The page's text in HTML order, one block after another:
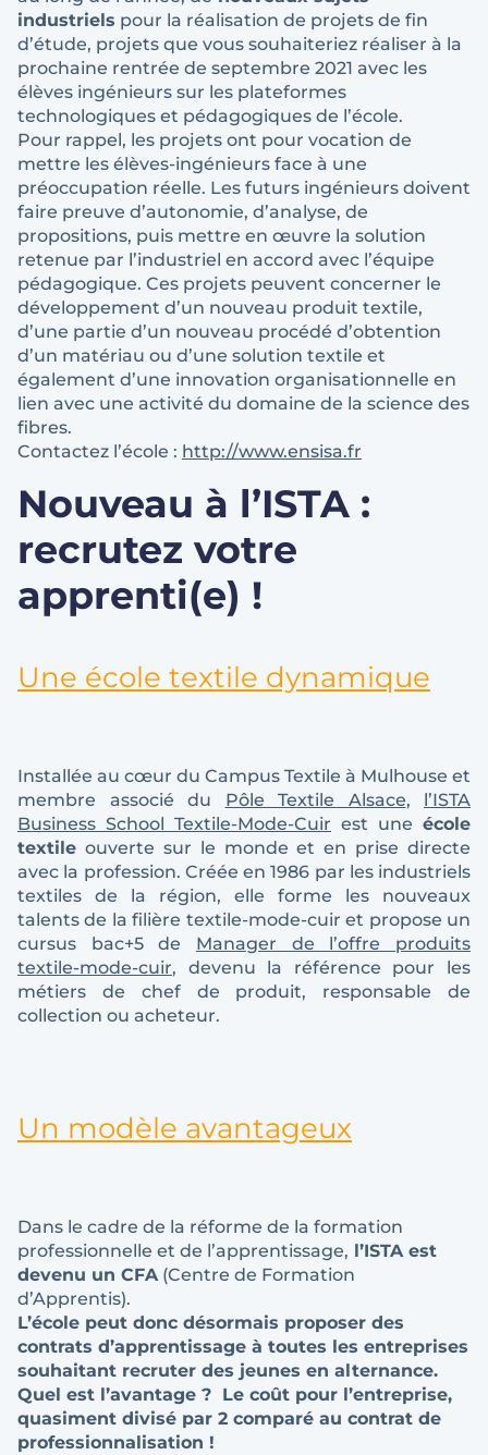
industriels pour la réalisation de projets de fin
d’étude, projets que vous souhaiteriez réaliser à la
prochaine rentrée de septembre 2021 avec les
élèves ingénieurs sur les plateformes
technologiques et pédagogiques de l’école.
Pour rappel, les projets ont pour vocation de
mettre les élèves-ingénieurs face à une
préoccupation réelle. Les futurs ingénieurs doivent
faire preuve d’autonomie, d’analyse, de
propositions, puis mettre en œuvre la solution
retenue par l’industriel en accord avec l’équipe
pédagogique. Ces projets peuvent concerner le
développement d’un nouveau produit textile,
d’une partie d’un nouveau procédé d’obtention
d’un matériau ou d’une solution textile et
également d’une innovation organisationnelle en
lien avec une activité du domaine de la science des
fibres.
Contactez l’école : http://www.ensisa.fr
Nouveau à l’ISTA :
recrutez votre
apprenti(e) !
Une école textile dynamique
Installée au cœur du Campus Textile à Mulhouse et
membre associé du Pôle Textile Alsace,
l’ISTA
Business School Textile-Mode-Cuir est une école
textile ouverte sur le monde et en prise directe
avec la profession. Créée en 1986 par les industriels
textiles de la région, elle forme les nouveaux
talents de la filière textile-mode-cuir et propose un
cursus bac+5 de Manager de l’offre produits
textile-mode-cuir, devenu la référence pour les
métiers de chef de produit, responsable de
collection ou acheteur.
Un modèle avantageux
Dans le cadre de la réforme de la formation
professionnelle et de l’apprentissage, l’ISTA est
devenu un CFA(Centre de Formation
d’Apprentis).
L’école peut donc désormais proposer des
contrats d’apprentissage à toutes les entreprises
souhaitant recruter des jeunes en alternance.
Quel est l’avantage ? Le coût pour l’entreprise,
quasiment divisé par 2 comparé au contrat de
professionnalisation !